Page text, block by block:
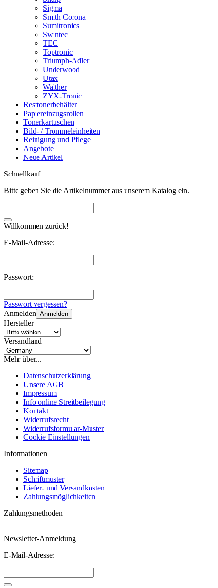
Sigma
Smith Corona
Sumitronics
Swintec
TEC
Toptronic
Triumph-Adler
Underwood
Utax
Walther
ZYX-Tronic
Resttonerbehälter
Papiereinzugsrollen
Tonerkartuschen
Bild- / Trommeleinheiten
Reinigung und Pflege
Angebote
Neue Artikel
Schnellkauf
Bitte geben Sie die Artikelnummer aus unserem Katalog ein.
Willkommen zurück!
E-Mail-Adresse:
Passwort:
Passwort vergessen?
Anmelden Anmelden
Hersteller
Versandland
Mehr über...
Datenschutzerklärung
Unsere AGB
Impressum
Info online Streitbeilegung
Kontakt
Widerrufsrecht
Widerrufsformular-Muster
Cookie Einstellungen
Informationen
Sitemap
Schriftmuster
Liefer- und Versandkosten
Zahlungsmöglichkeiten
Zahlungsmethoden
Newsletter-Anmeldung
E-Mail-Adresse: